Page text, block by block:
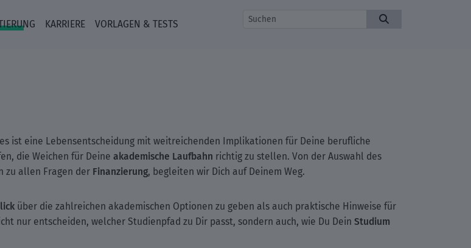
KARRIERE VORLAGEN & TESTS
ist eine Lebensentscheidung mit weitreichenden Implikationen für Deine berufliche
die Weichen für Deine akademische Laufbahn richtig zu stellen. Von der Auswahl des
zu allen Fragen der Finanzierung, begleiten wir Dich auf Deinem Weg.
über die zahlreichen akademischen Optionen zu geben als auch praktische Hinweise für
nur entscheiden, welcher Studienpfad zu Dir passt, sondern auch, wie Du Dein Studium